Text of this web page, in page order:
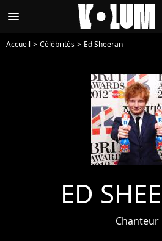
menu
Accueil Célébrités Ed Sheeran
ED
Chanteur